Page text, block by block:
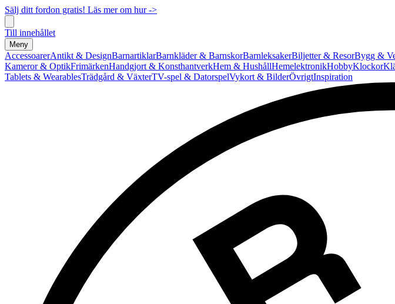
Sälj ditt fordon gratis! Läs mer om hur ->
Till innehållet
Meny
AccessoarerAntikt & DesignBarnartiklarBarnkläder & BarnskorBarnleksakerBiljetter & ResorBygg &
Kameror & OptikFrimärkenHandgjort & KonsthantverkHem & HushållHemelektronikHobbyKlockor
Tablets & WearablesTrädgård & VäxterTV-spel & DatorspelVykort & BilderÖvrigtInspiration